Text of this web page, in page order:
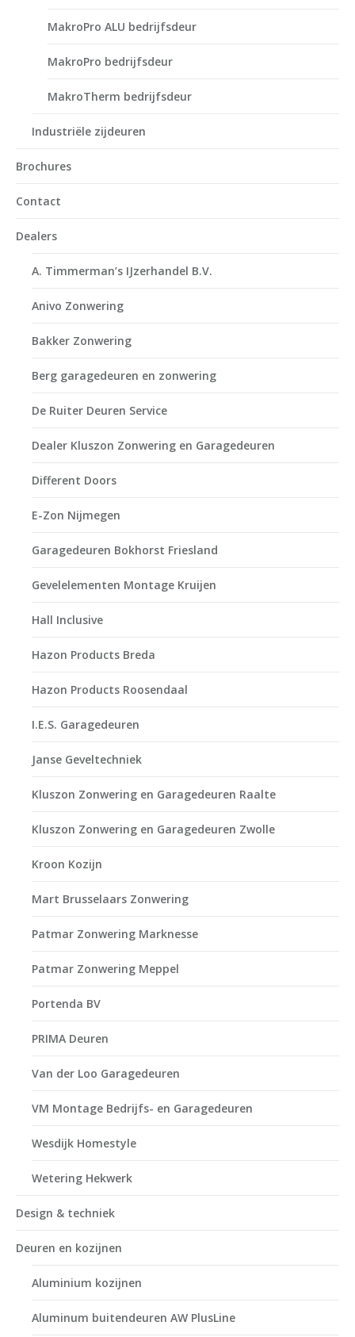
MakroPro ALU bedrijfsdeur
MakroPro bedrijfsdeur
MakroTherm bedrijfsdeur
Industriële zijdeuren
Brochures
Contact
Dealers
A. Timmerman’s IJzerhandel B.V.
Anivo Zonwering
Bakker Zonwering
Berg garagedeuren en zonwering
De Ruiter Deuren Service
Dealer Kluszon Zonwering en Garagedeuren
Different Doors
E-Zon Nijmegen
Garagedeuren Bokhorst Friesland
Gevelelementen Montage Kruijen
Hall Inclusive
Hazon Products Breda
Hazon Products Roosendaal
I.E.S. Garagedeuren
Janse Geveltechniek
Kluszon Zonwering en Garagedeuren Raalte
Kluszon Zonwering en Garagedeuren Zwolle
Kroon Kozijn
Mart Brusselaars Zonwering
Patmar Zonwering Marknesse
Patmar Zonwering Meppel
Portenda BV
PRIMA Deuren
Van der Loo Garagedeuren
VM Montage Bedrijfs- en Garagedeuren
Wesdijk Homestyle
Wetering Hekwerk
Design & techniek
Deuren en kozijnen
Aluminium kozijnen
Aluminum buitendeuren AW PlusLine